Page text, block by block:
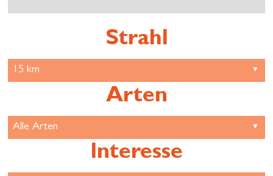
Strahl
Arten
Interesse